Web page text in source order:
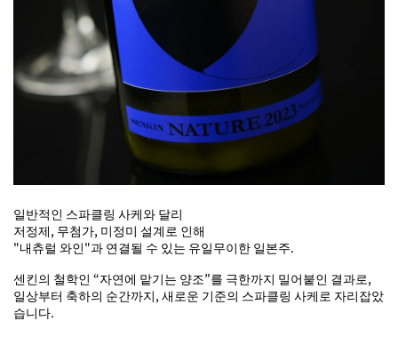
일반적인 스파클링 사케와 달리
저정제, 무첨가, 미정미 설계로 인해
"내츄럴 와인"과 연결될 수 있는 유일무이한 일본주.
센킨의 철학인 “자연에 맡기는 양조”를 극한까지 밀어붙인 결과로,
일상부터 축하의 순간까지, 새로운 기준의 스파클링 사케로 자리잡았
습니다.